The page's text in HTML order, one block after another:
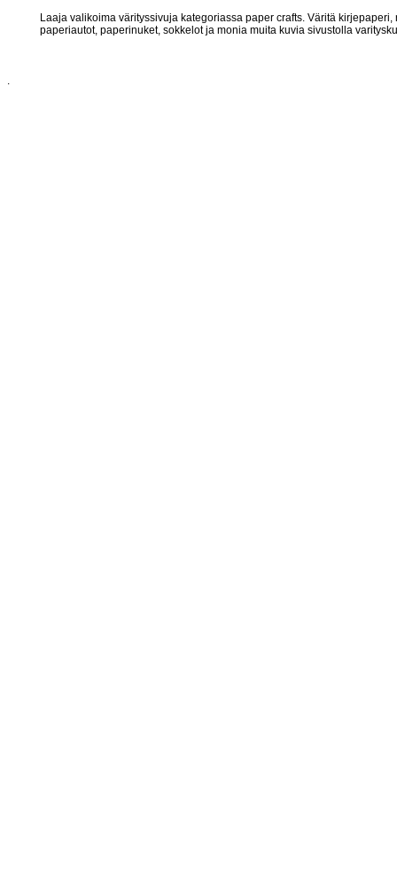
Laaja valikoima värityssivuja kategoriassa paper crafts. Väritä
paperiautot, paperinuket, sokkelot ja monia muita kuvia sivustolla
.